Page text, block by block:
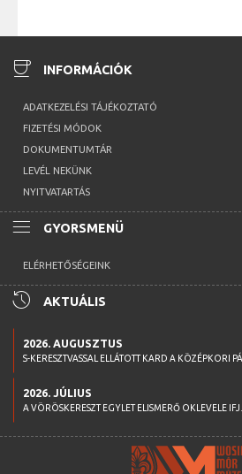
coffee INFORMÁCIÓK
ADATKEZELÉSI TÁJÉKOZTATÓ
FIZETÉSI MÓDOK
DOKUMENTUMTÁR
LEVÉL NEKÜNK
NYITVATARTÁS
menu GYORSMENÜ
ELÉRHETŐSÉGEINK
history AKTUÁLIS
2026. AUGUSZTUS
S-KERESZTVASSAL ELLÁTOTT KARD A KÖZÉPKORI
2026. JÚLIUS
A VÖRÖSKERESZT EGYLET ELISMERŐ OKLEVELE